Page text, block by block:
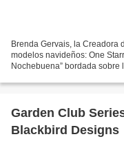
Brenda Gervais, la Creadora
modelos navideños: One
Nochebuena” bordada
Garden Club
Blackbird Designs